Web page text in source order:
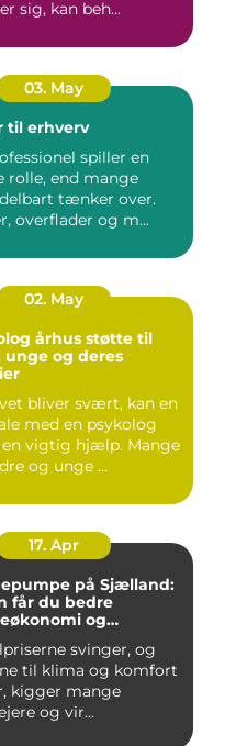
sig, kan beh...
03. May
til erhverv
spiller en
rolle, end mange
tænker over.
overflader og m...
02. May
århus støtte til
unge og deres
bliver svært, kan en
med en psykolog
vigtig hjælp. Mange
og unge ...
17. Apr
på Sjælland:
får du bedre
og
svinger, og
til klima og komfort
kigger mange
og vir...